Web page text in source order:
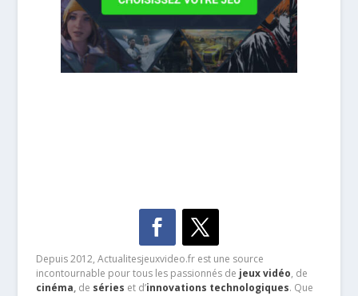
Depuis 2012, Actualitesjeuxvideo.fr est une source
incontournable pour tous les passionnés de jeux vidéo, de
cinéma,de séries et d’innovations technologiques. Que